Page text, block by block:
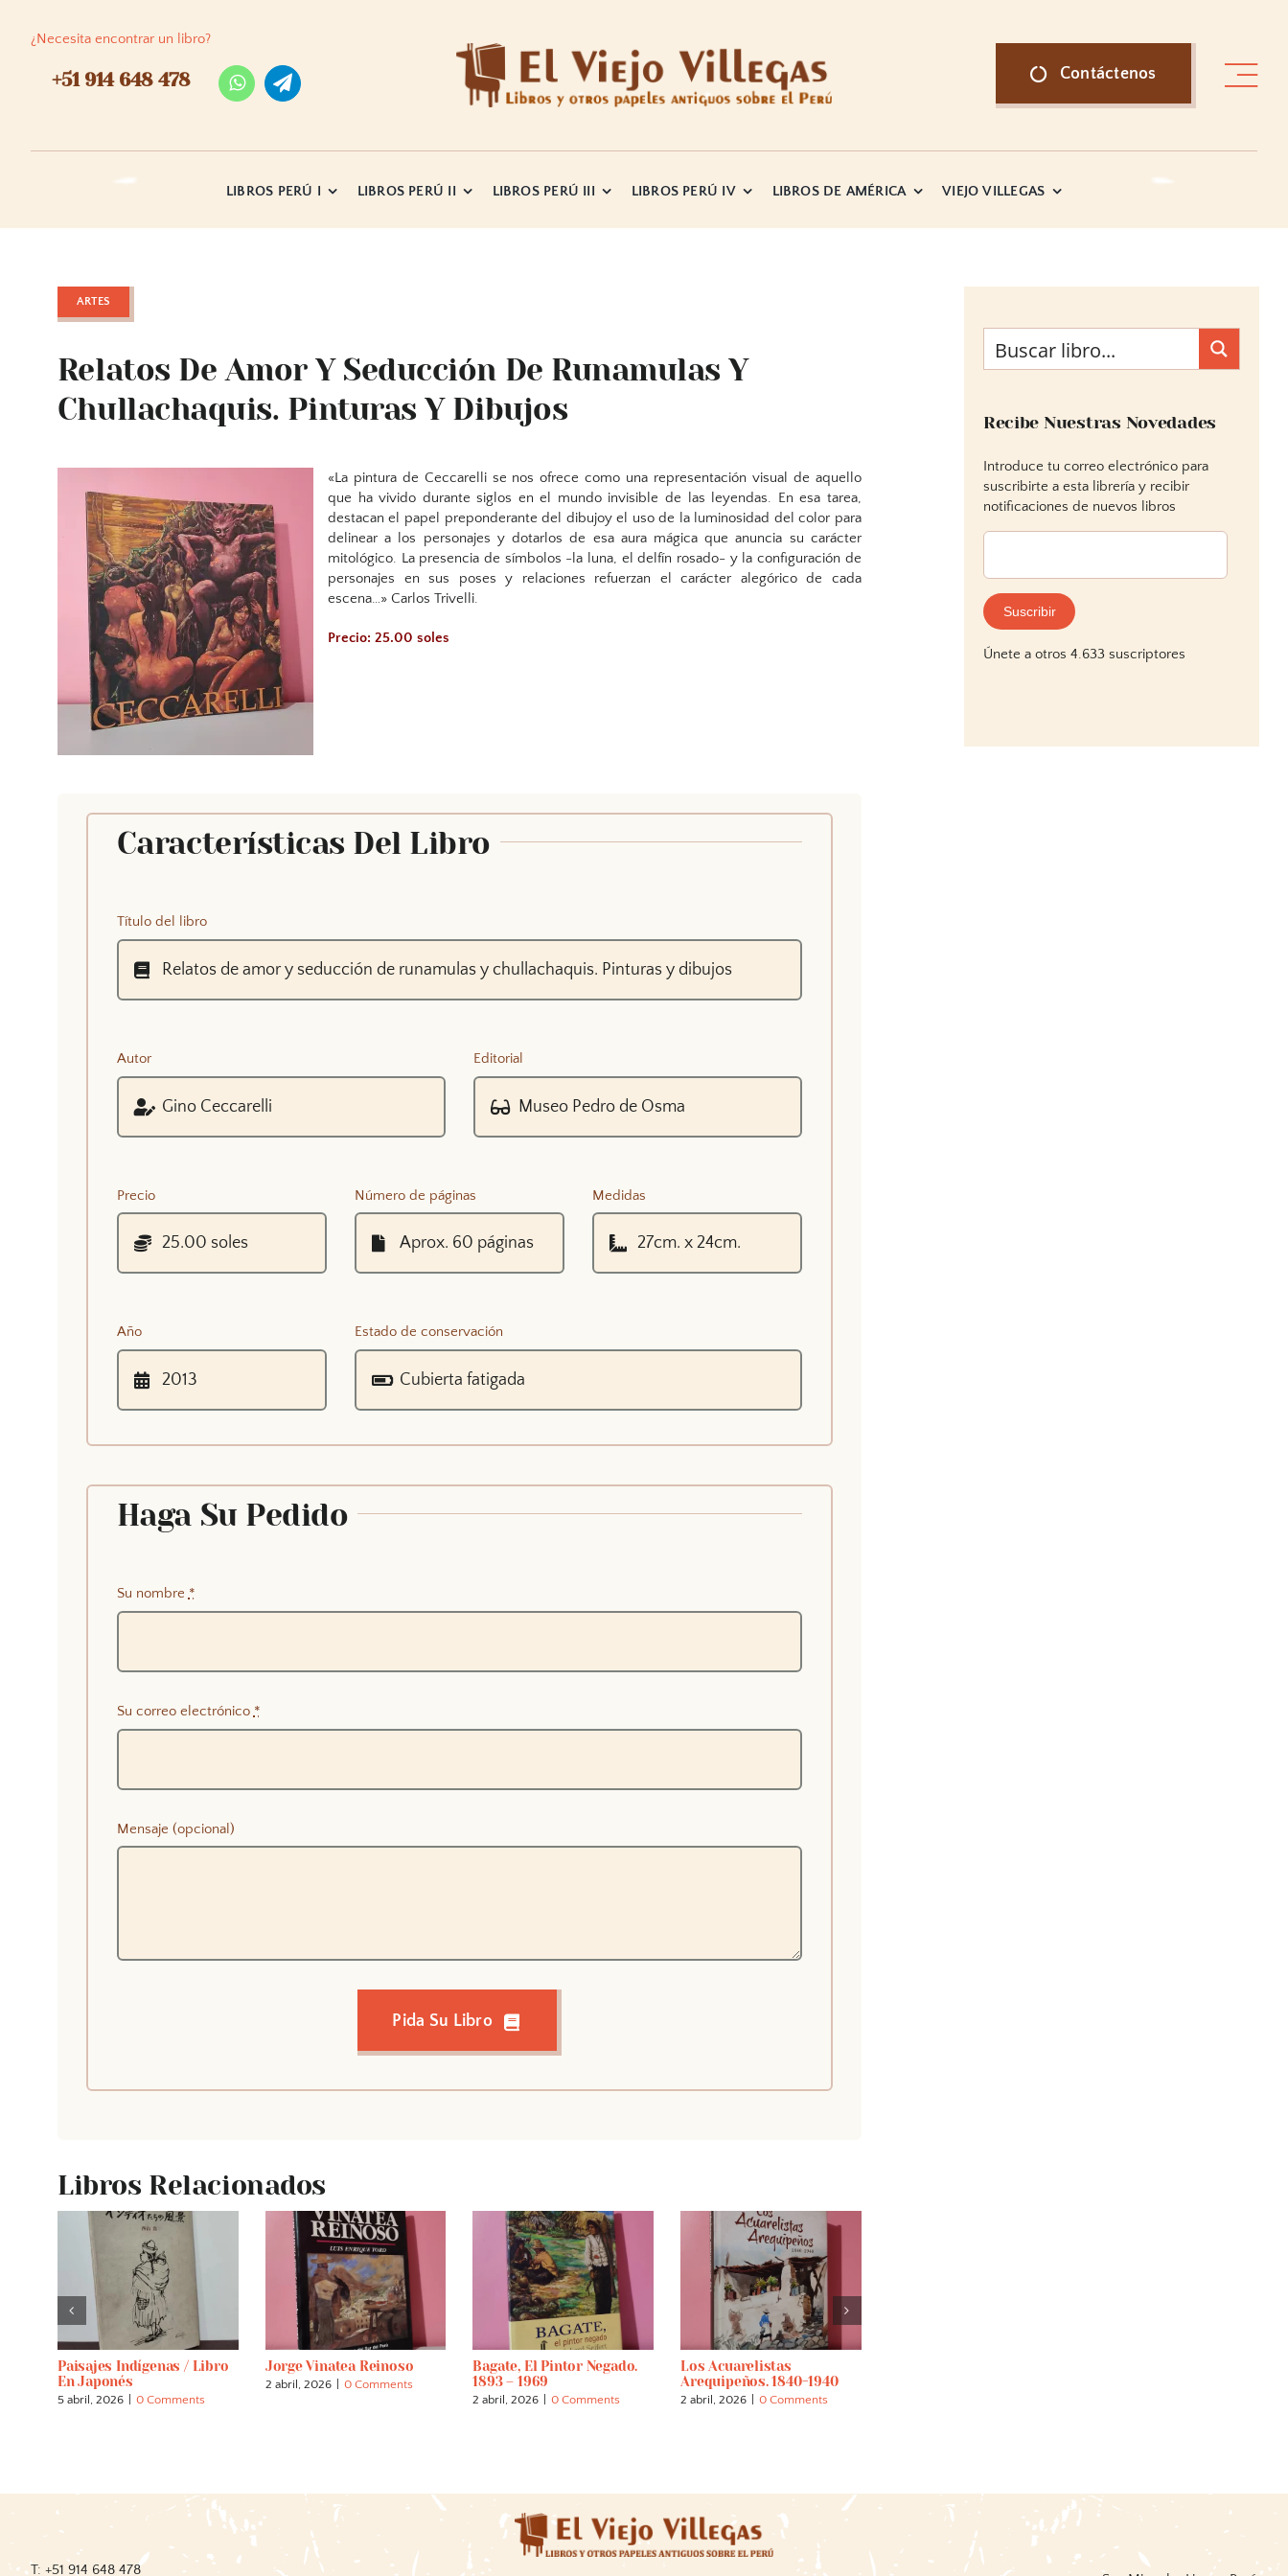
content
¿Necesita encontrar un libro?
+51 914 648 478 Contáctenos
LIBROS PERÚ I LIBROS PERÚ II LIBROS PERÚ III LIBROS PERÚ IV LIBROS DE AMÉRICA VIEJO VILLEGAS
ARTES
Relatos De Amor Y Seducción De Runamulas Y
Chullachaquis. Pinturas Y Dibujos
«La pintura de Ceccarelli se nos ofrece como una representación visual de aquello
que ha vivido durante siglos en el mundo invisible de las leyendas. En esa tarea,
destacan el papel preponderante del dibujoy el uso de la luminosidad del color para
delinear a los personajes y dotarlos de esa aura mágica que anuncia su carácter
mitológico. La presencia de símbolos -la luna, el delfín rosado- y la configuración de
personajes en sus poses y relaciones refuerzan el carácter alegórico de cada
escena…» Carlos Trivelli.
Precio: 25.00 soles
Características Del Libro
Título del libro
Autor Editorial
Precio Número de páginas Medidas
Año Estado de conservación
Haga Su Pedido
Su nombre *
Su correo electrónico *
Mensaje (opcional)
Pida Su Libro
Libros Relacionados
Paisajes Indígenas / Libro
En Japonés
5 abril, 2026 0 Comments
Jorge Vinatea Reinoso
2 abril, 2026 0 Comments
Bagate, El Pintor Negado.
1893 – 1969
2 abril, 2026 0 Comments
Los Acuarelistas
Arequipeños. 1840-1940
2 abril, 2026 0 Comments
Recibe Nuestras Novedades
Introduce tu correo electrónico para
suscribirte a esta librería y recibir
notificaciones de nuevos libros
Dirección
correo
electrónico:
Suscribir
Únete a otros 4.633 suscriptores
T: +51 914 648 478